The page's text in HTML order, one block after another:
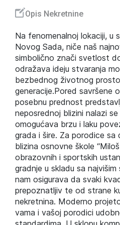
Opis Nekretnine
Na fenomenalnoj lokaciji, u
Novog Sada, niče naš
simbolično znači svetlost
odražava ideju stvaranja
bezbednog životnog
generacije.Pored savršene
posebnu prednost
neposrednoj blizini nalazi
omogućava brzu i laku
grada i šire. Za porodice sa
blizina osnovne škole
obrazovnih i sportskih
gradnje u skladu sa
nam osigurava da svaki
prepoznatljiv te od strane
nekretnina. Moderno
vama i vašoj porodici